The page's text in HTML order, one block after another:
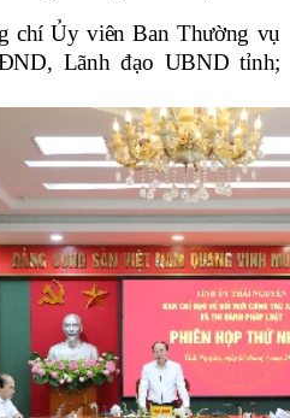
chí Ủy viên Ban Thường vụ
Lãnh đạo UBND tỉnh;